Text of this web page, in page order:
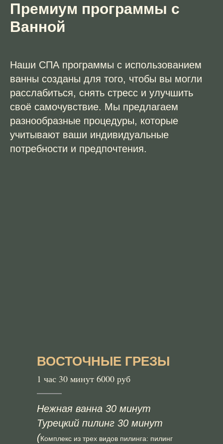
Премиум программы с
Ванной
Наши СПА программы с использованием
ванны созданы для того, чтобы вы могли
расслабиться, снять стресс и улучшить
своё самочувствие. Мы предлагаем
разнообразные процедуры, которые
учитывают ваши индивидуальные
потребности и предпочтения.
ВОСТОЧНЫЕ ГРЕЗЫ
1 час 30 минут 6000 руб
Нежная ванна 30 минут
Турецкий пилинг 30 минут
(Комплекс из трех видов пилинга: пилинг